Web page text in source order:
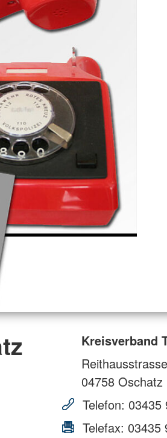
Kreisverband
04758 Oschatz
Telefon: 03435
Telefax: 03435